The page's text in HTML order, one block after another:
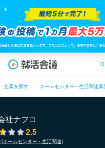
企業を探す ホームセンター・生活関連
社ナフコ
2.5
(ホームセンター・生活関連)